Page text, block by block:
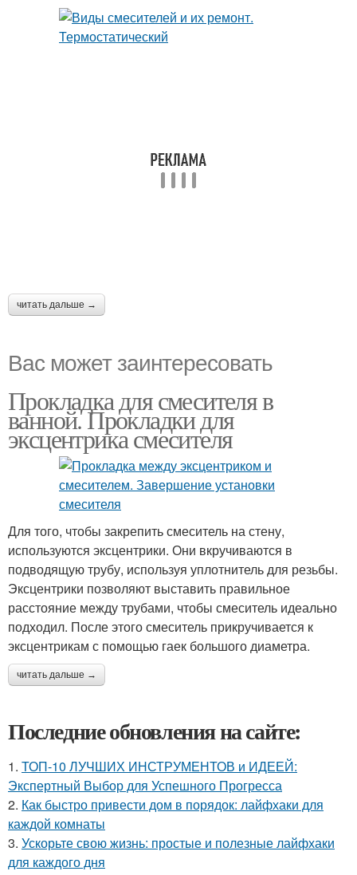
читать дальше →
Вас может заинтересовать
Прокладка для смесителя в
ванной. Прокладки для
эксцентрика смесителя
Для того, чтобы закрепить смеситель на стену,
используются эксцентрики. Они вкручиваются в
подводящую трубу, используя уплотнитель для резьбы.
Эксцентрики позволяют выставить правильное
расстояние между трубами, чтобы смеситель идеально
подходил. После этого смеситель прикручивается к
эксцентрикам с помощью гаек большого диаметра.
читать дальше →
Последние обновления на сайте:
1. ТОП-10 ЛУЧШИХ ИНСТРУМЕНТОВ и ИДЕЕЙ:
Экспертный Выбор для Успешного Прогресса
2. Как быстро привести дом в порядок: лайфхаки для
каждой комнаты
3. Ускорьте свою жизнь: простые и полезные лайфхаки
для каждого дня